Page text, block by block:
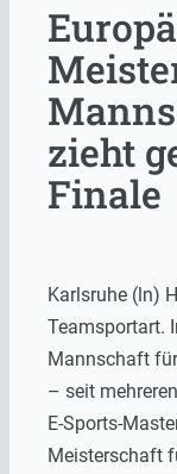
zieht
Finale
Karlsruhe (ln)
Teamsportart.
Mannschaft
– seit
E-Sports-
Meisterschaft